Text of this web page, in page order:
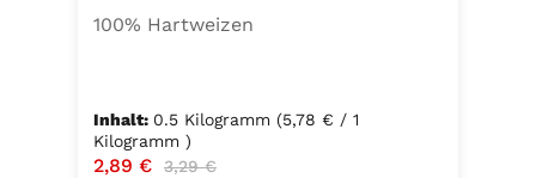
100% Hartweizen
Inhalt: 0.5 Kilogramm (5,78 € / 1
Kilogramm )
Verkaufspreis:
2,89 € Regulärer Preis:
3,29 €